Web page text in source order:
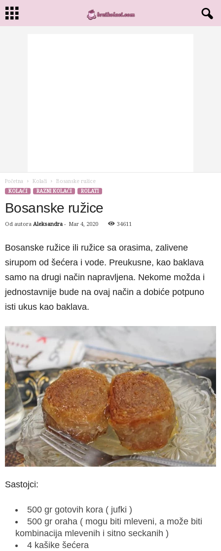
Početna Kolači
Bosanske ružice
KOLAČI
RAZNI KOLAČI ROLATI
Bosanske ružice
Od autora Aleksandra - Mar 4, 2020 34611
Bosanske ružice ili ružice sa orasima, zalivene
sirupom od šećera i vode. Preukusne, kao baklava
samo na drugi način napravljena. Nekome možda i
jednostavnije bude na ovaj način a dobiće potpuno
isti ukus kao baklava.
Sastojci:
500 gr gotovih kora ( jufki )
500 gr oraha ( mogu biti mleveni, a može biti
kombinacija mlevenih i sitno seckanih )
4 kašike šećera